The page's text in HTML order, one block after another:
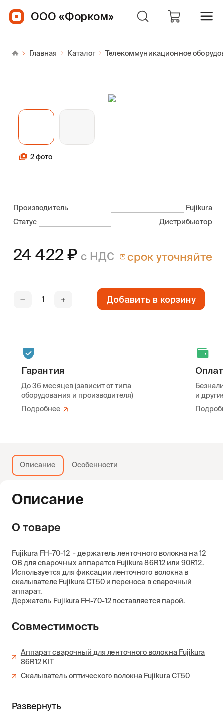
ООО «Форком»
Главная Каталог Телекоммуникационное
2 фото
Производитель
Fujikura
Статус
Дистрибьютор
24 422 ₽ с НДС срок уточняйте
— + Добавить в корзину
Гарантия
До 36 месяцев (зависит от типа
оборудования и производителя)
Подробнее
и
Описание Особенности
Описание
О товаре
Fujikura FH-70-12 - держатель ленточного волокна на 12
ОВ для сварочных аппаратов Fujikura 86R12 или 90R12.
Используется для фиксации ленточного волокна в
скалывателе Fujikura CT50 и переноса в сварочный
аппарат.
Держатель Fujikura FH-70-12 поставляется парой.
Совместимость
Аппарат сварочный для ленточного волокна Fujikura
86R12 KIT
Скалыватель оптического волокна Fujikura CT50
Развернуть